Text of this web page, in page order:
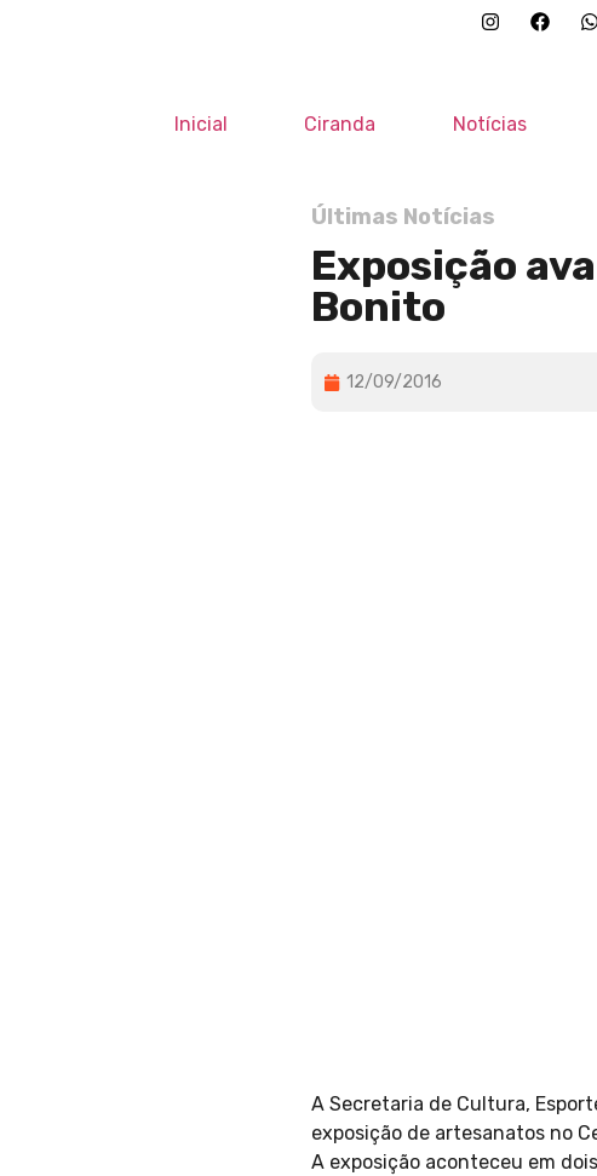
Inicial Ciranda Notícias
Últimas Notícias
Exposição
Bonito
12/09/2016
A Secretaria de Cultura,
exposição de artesanatos no
A exposição aconteceu em